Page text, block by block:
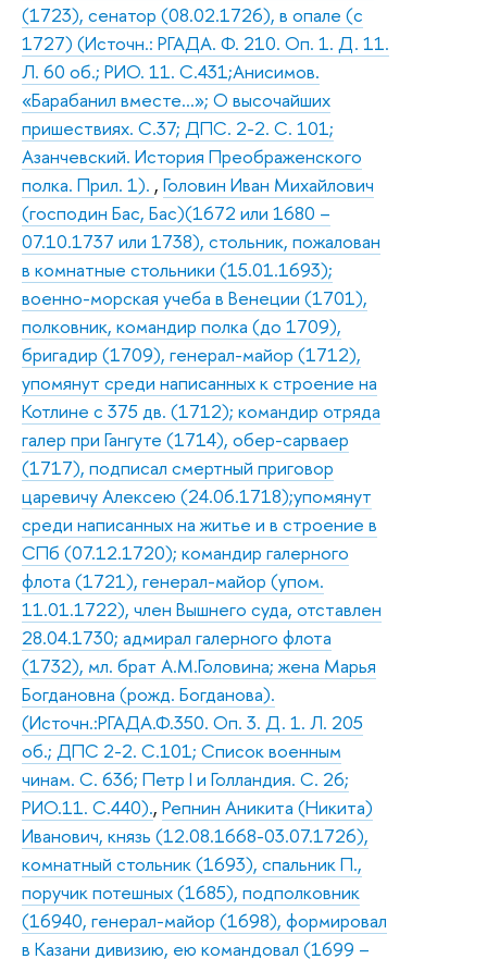
(1723), сенатор (08.02.1726), в опале (с
1727) (Источн.: РГАДА. Ф. 210. Оп. 1. Д. 11.
Л. 60 об.; РИО. 11. С.431;Анисимов.
«Барабанил вместе…»; О высочайших
пришествиях. С.37; ДПС. 2-2. С. 101;
Азанчевский. История Преображенского
полка. Прил. 1). , Головин Иван Михайлович
(господин Бас, Бас)(1672 или 1680 –
07.10.1737 или 1738), стольник, пожалован
в комнатные стольники (15.01.1693);
военно-морская учеба в Венеции (1701),
полковник, командир полка (до 1709),
бригадир (1709), генерал-майор (1712),
упомянут среди написанных к строение на
Котлине с 375 дв. (1712); командир отряда
галер при Гангуте (1714), обер-сарваер
(1717), подписал смертный приговор
царевичу Алексею (24.06.1718);упомянут
среди написанных на житье и в строение в
СПб (07.12.1720); командир галерного
флота (1721), генерал-майор (упом.
11.01.1722), член Вышнего суда, отставлен
28.04.1730; адмирал галерного флота
(1732), мл. брат А.М.Головина; жена Марья
Богдановна (рожд. Богданова).
(Источн.:РГАДА.Ф.350. Оп. 3. Д. 1. Л. 205
об.; ДПС 2-2. С.101; Список военным
чинам. С. 636; Петр I и Голландия. С. 26;
РИО.11. С.440)., Репнин Аникита (Никита)
Иванович, князь (12.08.1668-03.07.1726),
комнатный стольник (1693), спальник П.,
поручик потешных (1685), подполковник
(16940, генерал-майор (1698), формировал
в Казани дивизию, ею командовал (1699 –